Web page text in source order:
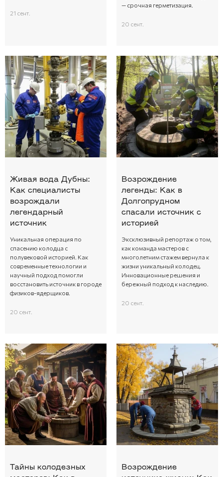
21 сент.
— срочная герметизация.
20 сент.
Живая вода Дубны:
Как специалисты
возрождали
легендарный
источник
Уникальная операция по
спасению колодца с
полувековой историей. Как
современные технологии и
научный подход помогли
восстановить источник в городе
физиков-ядерщиков.
20 сент.
Возрождение
легенды: Как в
Долгопрудном
спасали источник с
историей
Эксклюзивный репортаж о том,
как команда мастеров с
многолетним стажем вернула к
жизни уникальный колодец.
Инновационные решения и
бережный подход к наследию.
20 сент.
Тайны колодезных
Возрождение